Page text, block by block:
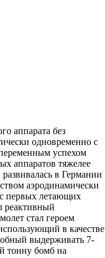
аппарата без
одновременно с
успехом
аппаратов тяжелее
в Германии
аэродинамически
первых летающих
реактивный
стал героем
в качестве
выдерживать 7-
тонну бомб на